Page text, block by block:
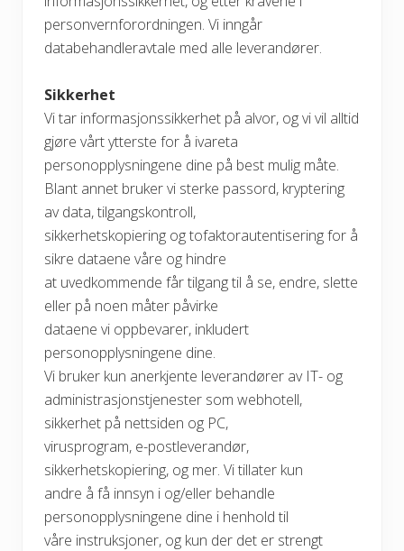
personvernforordningen. Vi inngår
databehandleravtale med alle leverandører.
Sikkerhet
Vi tar informasjonssikkerhet på alvor, og vi vil alltid
gjøre vårt ytterste for å ivareta
personopplysningene dine på best mulig måte.
Blant annet bruker vi sterke passord, kryptering
av data, tilgangskontroll,
sikkerhetskopiering og tofaktorautentisering for å
sikre dataene våre og hindre
at uvedkommende får tilgang til å se, endre, slette
eller på noen måter påvirke
dataene vi oppbevarer, inkludert
personopplysningene dine.
Vi bruker kun anerkjente leverandører av IT- og
administrasjonstjenester som webhotell,
sikkerhet på nettsiden og PC,
virusprogram, e-postleverandør,
sikkerhetskopiering, og mer. Vi tillater kun
andre å få innsyn i og/eller behandle
personopplysningene dine i henhold til
våre instruksjoner, og kun der det er strengt